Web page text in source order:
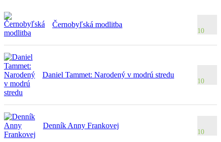
Černobyľská modlitba
10
Daniel Tammet: Narodený v modrú stredu
10
Denník Anny Frankovej
10